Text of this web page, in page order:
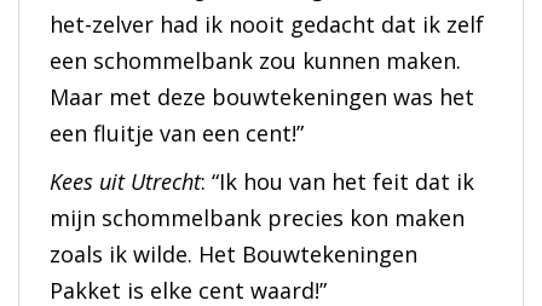
het-zelver had ik nooit gedacht dat ik zelf
een schommelbank zou kunnen maken.
Maar met deze bouwtekeningen was het
een fluitje van een cent!”
Kees uit Utrecht: “Ik hou van het feit dat ik
mijn schommelbank precies kon maken
zoals ik wilde. Het Bouwtekeningen
Pakket is elke cent waard!”